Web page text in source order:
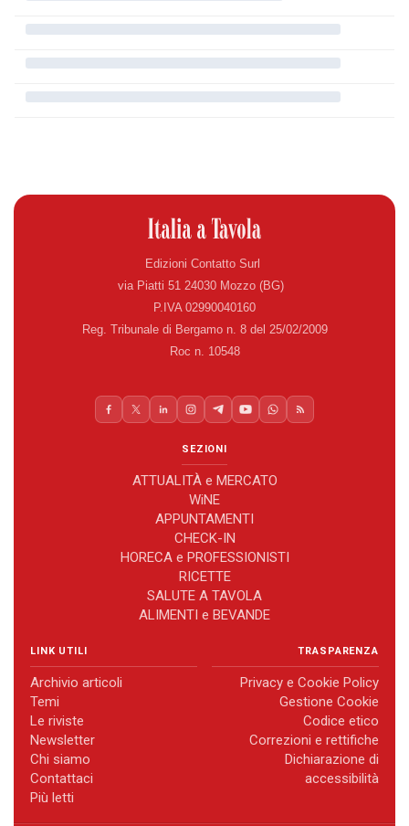
Edizioni Contatto Surl
via Piatti 51 24030 Mozzo (BG)
P.IVA 02990040160
Reg. Tribunale di Bergamo n. 8 del 25/02/2009
Roc n. 10548
SEZIONI
ATTUALITÀ e MERCATO
WiNE
APPUNTAMENTI
CHECK-IN
HORECA e PROFESSIONISTI
RICETTE
SALUTE A TAVOLA
ALIMENTI e BEVANDE
LINK UTILI
Archivio articoli
Temi
Le riviste
Newsletter
Chi siamo
Contattaci
Più letti
TRASPARENZA
Privacy e Cookie Policy
Gestione Cookie
Codice etico
Correzioni e rettifiche
Dichiarazione di
accessibilità